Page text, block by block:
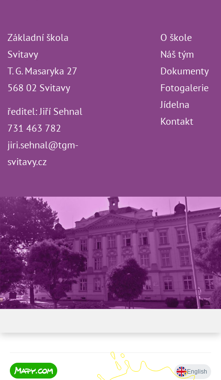
Základní škola
Svitavy
T. G. Masaryka 27
568 02 Svitavy
ředitel: Jiří Sehnal
731 463 782
jiri.sehnal@tgm-
svitavy.cz
O škole
Náš tým
Dokumenty
Fotogalerie
Jídelna
Kontakt